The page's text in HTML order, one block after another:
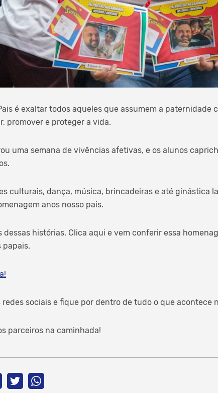
é exaltar todos aqueles que assumem a paternidade
promover e proteger a vida.
uma semana de vivências afetivas, e os alunos
culturais, dança, música, brincadeiras e até ginástica
anos nosso pais.
dessas histórias. Clica aqui e vem conferir essa
papais.
sociais e fique por dentro de tudo o que acontece
parceiros na caminhada!